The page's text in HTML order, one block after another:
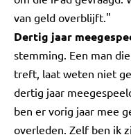
van geld overblijft."
Dertig jaar
stemming. Een man
treft, laat weten niet
dertig jaar
ben er vorig jaar mee
overleden. Zelf ben ik